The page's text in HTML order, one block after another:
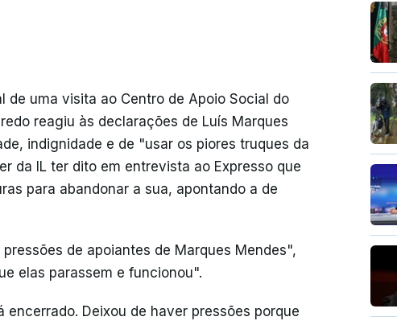
de uma visita ao Centro de Apoio Social do
reagiu às declarações de Luís Marques
indignidade e de "usar os piores truques da
da IL ter dito em entrevista ao Expresso que
para abandonar a sua, apontando a de
de apoiantes de Marques Mendes",
elas parassem e funcionou".
Deixou de haver pressões porque